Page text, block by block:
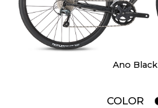
Ano Black
COLOR